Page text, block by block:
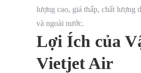
lượng cao, giá thấp, chất lượng
và ngoài nước.
Lợi Ích của
Vietjet Air